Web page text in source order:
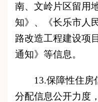
南、文岭片区留用
知》、《长乐市人
路改造工程建设项
通知》等信息。
13.保障性住房
分配信息公开力度